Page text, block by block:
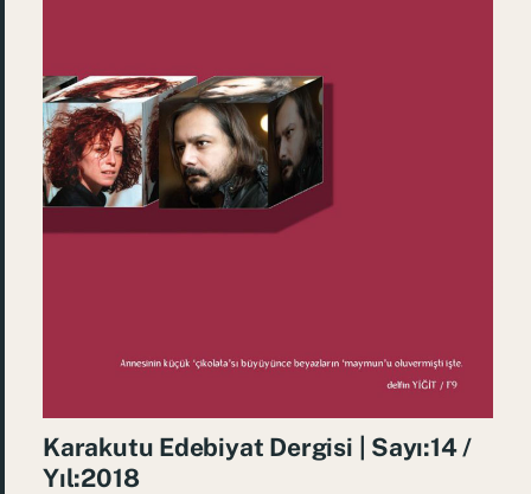
Karakutu Edebiyat Dergisi | Sayı:14 /
Yıl:2018